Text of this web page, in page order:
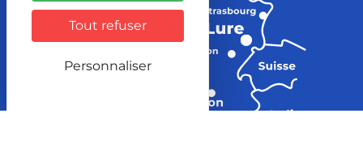
Tout refuser
Personnaliser